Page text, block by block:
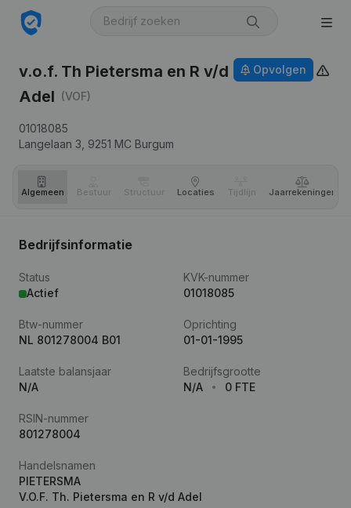
v.o.f. Th Pietersma en R v/d
Adel (VOF)
01018085
Langelaan 3, 9251 MC Burgum
Opvolgen
Algemeen Bestuur Structuur Locaties Tijdlijn Jaar­rekeningen
Bedrijfsinformatie
Status
Actief
KVK-nummer
01018085
Btw-nummer
NL 801278004 B01
Oprichting
01-01-1995
Laatste balansjaar
N/A
Bedrijfsgrootte
N/A
0 FTE
RSIN-nummer
801278004
Handelsnamen
PIETERSMA
V.O.F. Th. Pietersma en R v/d Adel